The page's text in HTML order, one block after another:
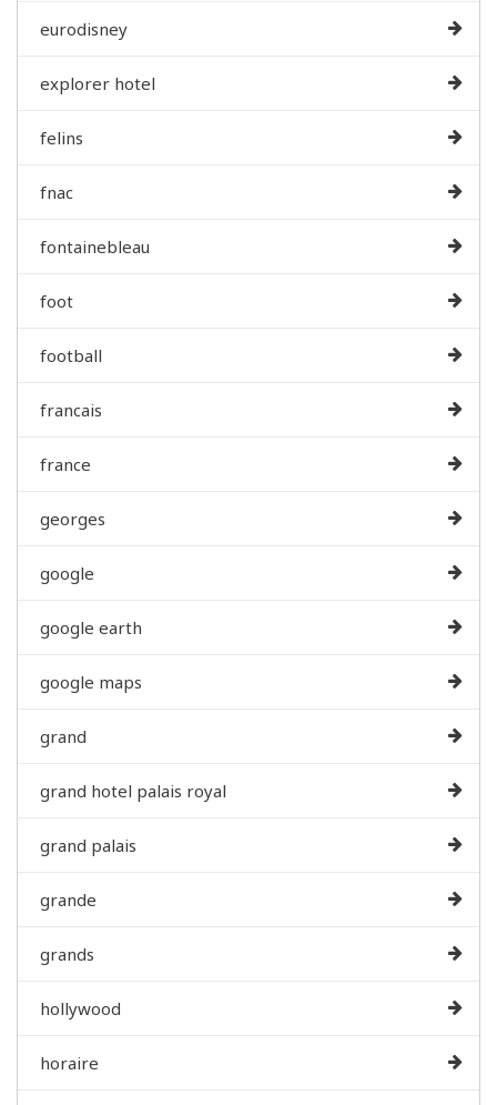
eurodisney
explorer hotel
felins
fnac
fontainebleau
foot
football
francais
france
georges
google
google earth
google maps
grand
grand hotel palais royal
grand palais
grande
grands
hollywood
horaire